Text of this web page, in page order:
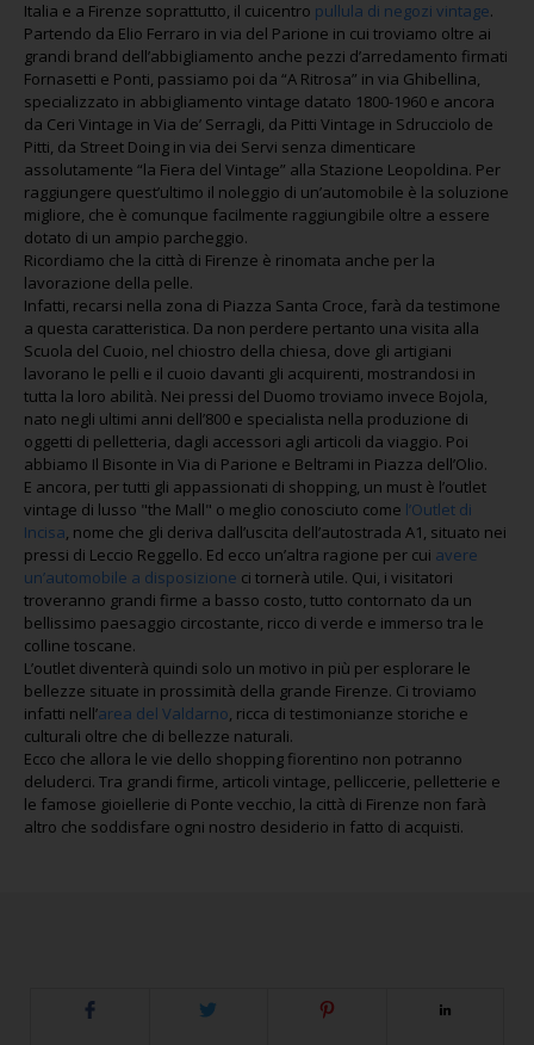
Italia e a Firenze soprattutto, il cuicentro pullula di negozi vintage.
Partendo da Elio Ferraro in via del Parione in cui troviamo oltre ai
grandi brand dell’abbigliamento anche pezzi d’arredamento firmati
Fornasetti e Ponti, passiamo poi da “A Ritrosa” in via Ghibellina,
specializzato in abbigliamento vintage datato 1800-1960 e ancora
da Ceri Vintage in Via de’ Serragli, da Pitti Vintage in Sdrucciolo de
Pitti, da Street Doing in via dei Servi senza dimenticare
assolutamente “la Fiera del Vintage” alla Stazione Leopoldina. Per
raggiungere quest’ultimo il noleggio di un’automobile è la soluzione
migliore, che è comunque facilmente raggiungibile oltre a essere
dotato di un ampio parcheggio.
Ricordiamo che la città di Firenze è rinomata anche per la
lavorazione della pelle.
Infatti, recarsi nella zona di Piazza Santa Croce, farà da testimone
a questa caratteristica. Da non perdere pertanto una visita alla
Scuola del Cuoio, nel chiostro della chiesa, dove gli artigiani
lavorano le pelli e il cuoio davanti gli acquirenti, mostrandosi in
tutta la loro abilità. Nei pressi del Duomo troviamo invece Bojola,
nato negli ultimi anni dell’800 e specialista nella produzione di
oggetti di pelletteria, dagli accessori agli articoli da viaggio. Poi
abbiamo Il Bisonte in Via di Parione e Beltrami in Piazza dell’Olio.
E ancora, per tutti gli appassionati di shopping, un must è l’outlet
vintage di lusso "the Mall" o meglio conosciuto come l’Outlet di
Incisa, nome che gli deriva dall’uscita dell’autostrada A1, situato nei
pressi di Leccio Reggello. Ed ecco un’altra ragione per cui avere
un’automobile a disposizione ci tornerà utile. Qui, i visitatori
troveranno grandi firme a basso costo, tutto contornato da un
bellissimo paesaggio circostante, ricco di verde e immerso tra le
colline toscane.
L’outlet diventerà quindi solo un motivo in più per esplorare le
bellezze situate in prossimità della grande Firenze. Ci troviamo
infatti nell’area del Valdarno, ricca di testimonianze storiche e
culturali oltre che di bellezze naturali.
Ecco che allora le vie dello shopping fiorentino non potranno
deluderci. Tra grandi firme, articoli vintage, pelliccerie, pelletterie e
le famose gioiellerie di Ponte vecchio, la città di Firenze non farà
altro che soddisfare ogni nostro desiderio in fatto di acquisti.